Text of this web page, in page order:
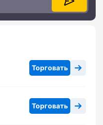
Торговать
Торговать